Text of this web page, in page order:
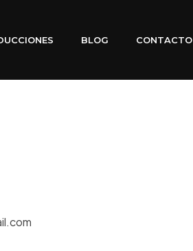
BLOG CONTACTO